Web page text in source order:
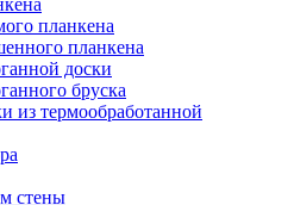
планкена
планкена
доски
бруска
из термообработанной
стены